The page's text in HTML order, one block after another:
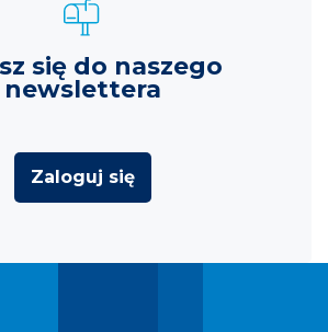
się do naszego
newslettera
Zaloguj się